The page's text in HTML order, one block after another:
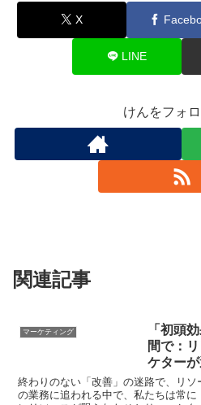
X
LINE
けんをフォ
関連記事
マーケティング
「初頭
間で：
ケター
ための
終わりのない「改善」の迷路で、リソ
の業務に追われる中で、私たちは常